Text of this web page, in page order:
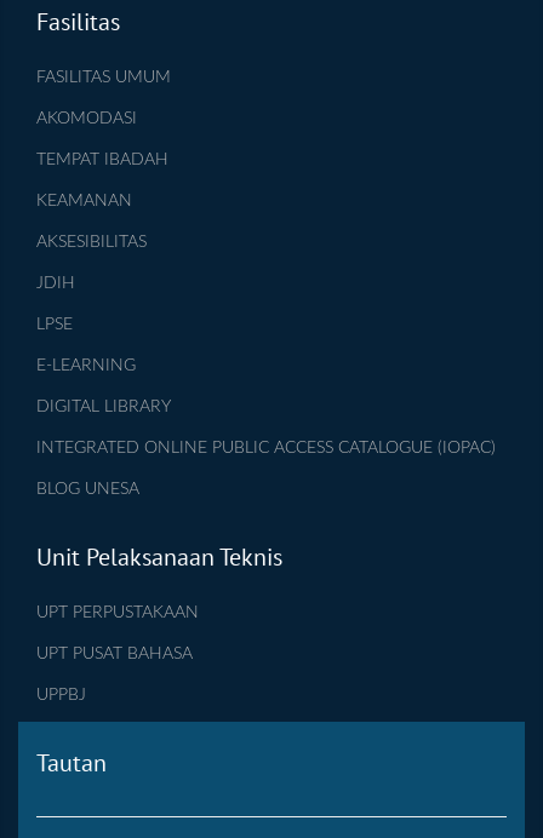
Fasilitas
FASILITAS UMUM
AKOMODASI
TEMPAT IBADAH
KEAMANAN
AKSESIBILITAS
JDIH
LPSE
E-LEARNING
DIGITAL LIBRARY
INTEGRATED ONLINE PUBLIC ACCESS CATALOGUE (IOPAC)
BLOG UNESA
Unit Pelaksanaan Teknis
UPT PERPUSTAKAAN
UPT PUSAT BAHASA
UPPBJ
Tautan